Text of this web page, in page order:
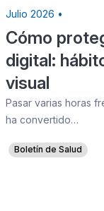
Julio 2026 •
Cómo
digital:
visual
Pasar varias horas
ha convertido…
Boletín de Salud